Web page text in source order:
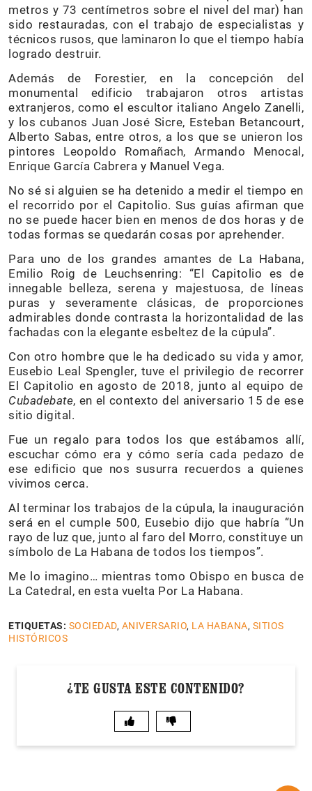
metros y 73 centímetros sobre el nivel del mar) han
sido restauradas, con el trabajo de especialistas y
técnicos rusos, que laminaron lo que el tiempo había
logrado destruir.
Además de Forestier, en la concepción del
monumental edificio trabajaron otros artistas
extranjeros, como el escultor italiano Angelo Zanelli,
y los cubanos Juan José Sicre, Esteban Betancourt,
Alberto Sabas, entre otros, a los que se unieron los
pintores Leopoldo Romañach, Armando Menocal,
Enrique García Cabrera y Manuel Vega.
No sé si alguien se ha detenido a medir el tiempo en
el recorrido por el Capitolio. Sus guías afirman que
no se puede hacer bien en menos de dos horas y de
todas formas se quedarán cosas por aprehender.
Para uno de los grandes amantes de La Habana,
Emilio Roig de Leuchsenring: “El Capitolio es de
innegable belleza, serena y majestuosa, de líneas
puras y severamente clásicas, de proporciones
admirables donde contrasta la horizontalidad de las
fachadas con la elegante esbeltez de la cúpula”.
Con otro hombre que le ha dedicado su vida y amor,
Eusebio Leal Spengler, tuve el privilegio de recorrer
El Capitolio en agosto de 2018, junto al equipo de
Cubadebate, en el contexto del aniversario 15 de ese
sitio digital.
Fue un regalo para todos los que estábamos allí,
escuchar cómo era y cómo sería cada pedazo de
ese edificio que nos susurra recuerdos a quienes
vivimos cerca.
Al terminar los trabajos de la cúpula, la inauguración
será en el cumple 500, Eusebio dijo que habría “Un
rayo de luz que, junto al faro del Morro, constituye un
símbolo de La Habana de todos los tiempos”.
Me lo imagino… mientras tomo Obispo en busca de
La Catedral, en esta vuelta Por La Habana.
ETIQUETAS: SOCIEDAD, ANIVERSARIO, LA HABANA, SITIOS
HISTÓRICOS
¿TE GUSTA ESTE CONTENIDO?